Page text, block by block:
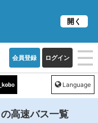
会員登録 ログイン
Language
の高速バス一覧
開く